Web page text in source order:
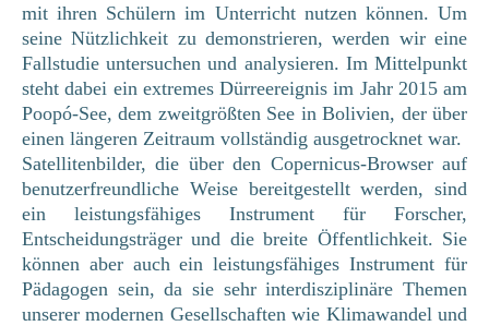
mit ihren Schülern im Unterricht nutzen können. Um
seine Nützlichkeit zu demonstrieren, werden wir eine
Fallstudie untersuchen und analysieren. Im Mittelpunkt
steht dabei ein extremes Dürreereignis im Jahr 2015 am
Poopó-See, dem zweitgrößten See in Bolivien, der über
einen längeren Zeitraum vollständig ausgetrocknet war.
Satellitenbilder, die über den Copernicus-Browser auf
benutzerfreundliche Weise bereitgestellt werden, sind
ein leistungsfähiges Instrument für Forscher,
Entscheidungsträger und die breite Öffentlichkeit. Sie
können aber auch ein leistungsfähiges Instrument für
Pädagogen sein, da sie sehr interdisziplinäre Themen
unserer modernen Gesellschaften wie Klimawandel und